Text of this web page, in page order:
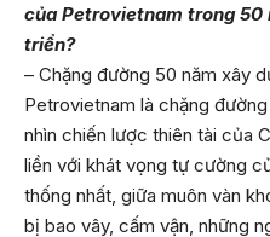
của Petrovietnam trong 50
triển?
– Chặng đường 50 năm xây
Petrovietnam là chặng
nhìn chiến lược thiên tài của
liền với khát vọng tự cường
thống nhất, giữa muôn vàn
bị bao vây, cấm vận, những